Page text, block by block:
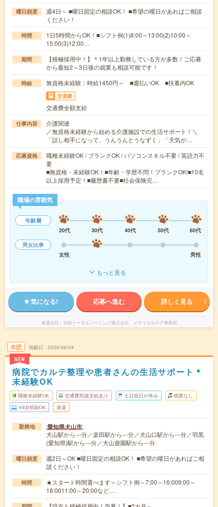
曜日頻度
週4日～ ■曜日固定の相談OK！ ■希望の曜日があればご相談
ください！
時間
1日5時間からOK！■シフト例(1)8:00～13:00(2)10:00～
15:00(3)12:00…
期間
【積極採用中！】＊1年以上勤務している方が多数！ご応募
から最短2～3日後の就業も相談可能です！
時給 無資格未経験：時給1450円～ ■週払いOK ■扶養内OK
交通費
交通費全額支給
仕事内容
介護関連
／無資格未経験から始める介護施設での生活サポート！＼
「話し相手になって、うんうんとうなずく」「天気が…
応募資格
職種未経験OK / ブランクOK / パソコンスキル不要 / 英語力不
要
■無資格・未経験OK！■年齢・学歴不問！ブランクOK!■10名
以上採用予定！■履歴書不要■社会保険完…
職場の雰囲気
年齢層
20代
30代 40代 50代
60代
男女比率
女性
男性
もっと見る
気になる! 応募へ進む 詳しく見る
派遣会社 日研トータルソーシング株式会社 メディカルケア事業部
未読
NEW
掲載日 2026/08/04
病院でカルテ整理や患者さんの生活サポート＊
未経験OK
職種未経験OK 交通費別途支給あり 土日祝日が休み 残業なし
WEB登録OK 派遣
勤務地 愛知県犬山市
犬山駅から---分／楽田駅から---分／犬山口駅から---分／羽黒
(愛知県)駅から---分／犬山遊園駅から---分
曜日頻度
週2日～OK ■曜日固定の相談OK！ ■希望の曜日があればご相
談ください！
時間
★スタート時間選べます～シフト例～7:00～16:009:00～
18:0011:00～20:00など…